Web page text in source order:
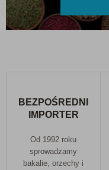
BEZPOŚREDNI
IMPORTER
Od 1992 roku
sprowadzamy
bakalie, orzechy i